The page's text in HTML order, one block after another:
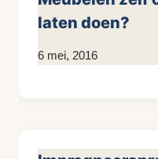
laten doen?
Door
6 mei, 2016